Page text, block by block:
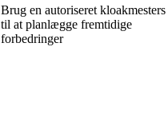
Brug en autoriseret kloakmesters
til at planlægge fremtidige
forbedringer